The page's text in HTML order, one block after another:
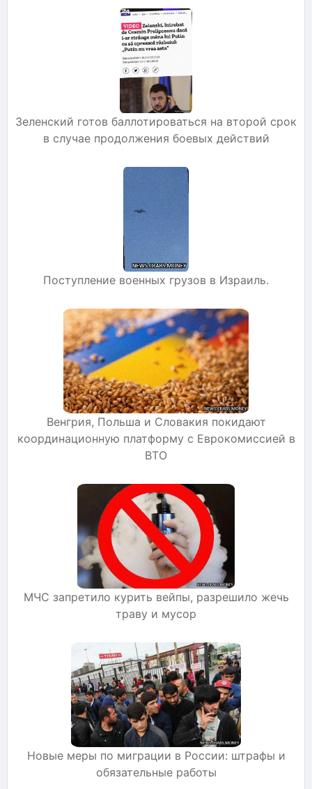
Зеленский готов баллотироваться на второй срок
в случае продолжения боевых действий
Поступление военных грузов в Израиль.
Венгрия, Польша и Словакия покидают
координационную платформу с Еврокомиссией в
ВТО
МЧС запретило курить вейпы, разрешило жечь
траву и мусор
Новые меры по миграции в России: штрафы и
обязательные работы